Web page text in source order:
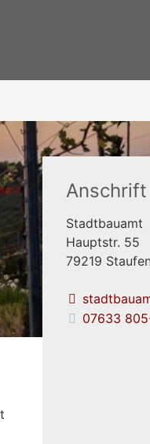
Anschrift
Stadtbauamt
Hauptstr. 55
79219
07633